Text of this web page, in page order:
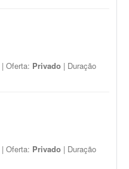
| Oferta: Privado | Duração
| Oferta: Privado | Duração